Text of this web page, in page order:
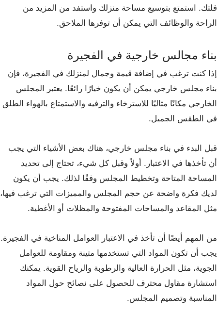
فلتك. استمتع بتوسيع مساحة منزلك واستفد من المزيد من
الراحة والوظائف التي يمكن أن توفرها الملاحق.
بناء مجالس خارجية في الفجيرة
إذا كنت ترغب في إضافة قيمة وجمال لمنزلك في الفجيرة، فإن
بناء مجلس خارجي يمكن أن يكون خيارًا رائعًا. يعتبر المجلس
الخارجي مكانًا مثاليًا للاسترخاء والترفيه والاستمتاع بالهواء الطلق
في الطقس الجميل.
قبل البدء في بناء مجلس خارجي، هناك بعض الأشياء التي يجب
أن تأخذها في الاعتبار. أولاً وقبل كل شيء، تحتاج إلى تحديد
المساحة المتاحة وتخطيط المجلس وفقًا لذلك. يجب أن يكون
لديك فكرة واضحة عن حجم المجلس والمميزات التي ترغب فيها،
مثل المقاعد والمساحات المفتوحة والمظلات أو الأغطية.
من المهم أيضًا أن تأخذ في الاعتبار العوامل المناخية في الفجيرة.
يجب أن تكون المواد التي تستخدمها متينة ومقاومة للعوامل
الجوية، مثل الحرارة العالية والرطوبة والرياح القوية. يمكنك
استشارة مقاول محترف للحصول على نصائح حول المواد
المناسبة وتصميم المجلس.